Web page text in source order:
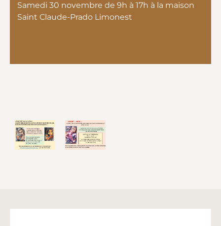
Samedi 30 novembre de 9h à 17h à la maison
Saint Claude-Prado Limonest